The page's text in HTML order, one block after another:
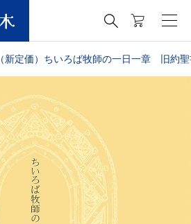

（新定価）ちいろば牧師の一日一章 旧約